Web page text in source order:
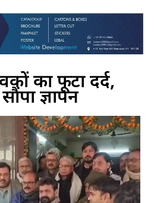
का फूटा दर्द,
ज्ञापन